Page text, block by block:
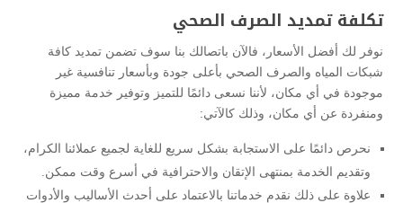
تكلفة تمديد الصرف الصحي
نوفر لك أفضل الأسعار، فالآن باتصالك بنا سوف تضمن تمديد كافة
شبكات المياه والصرف الصحي بأعلى جودة وبأسعار تنافسية غير
موجودة في أي مكان، لأننا نسعى دائمًا للتميز وتوفير خدمة مميزة
ومنفردة عن أي مكان، وذلك كالآتي:
نحرص دائمًا على الاستجابة بشكل سريع للغاية لجميع عملائنا الكرام،
وتقديم الخدمة بمنتهى الإتقان والاحترافية في أسرع وقت ممكن.
علاوة على ذلك نقدم خدماتنا بالاعتماد على أحدث الأساليب والأدوات